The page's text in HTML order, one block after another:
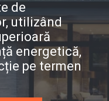
de
utilizând
energetică,
pe termen